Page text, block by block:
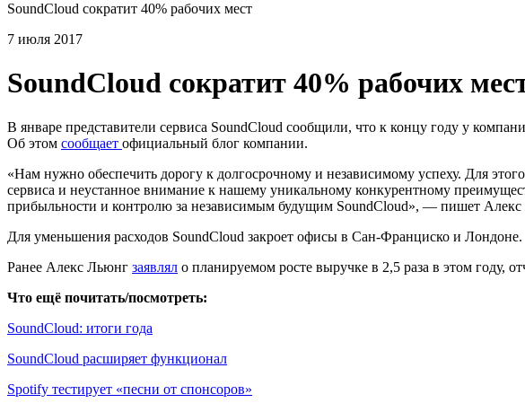
SoundCloud сократит 40% рабочих мест
7 июля 2017
SoundCloud сократит 40% рабочих
В январе представители сервиса SoundCloud сообщили, что к концу году у
Об этом сообщает официальный блог компании.
«Нам нужно обеспечить дорогу к долгосрочному и независимому успеху. Для
сервиса и неустанное внимание к нашему уникальному конкурентному
прибыльности и контролю за независимым будущим SoundCloud», — пишет Алекс
Для уменьшения расходов SoundCloud закроет офисы в Сан-Франциско и Лондоне.
Ранее Алекс Льюнг заявлял о планируемом росте выручке в 2,5 раза в этом году,
Что ещё почитать/посмотреть:
SoundCloud: итоги года
SoundCloud расширяет функционал
Spotify тестирует «песни от спонсоров»